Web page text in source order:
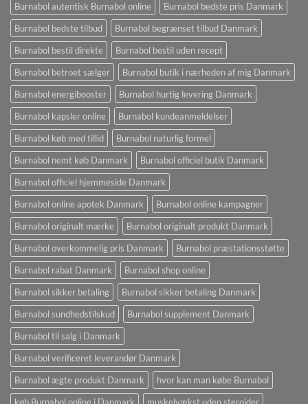
Burnabol autentisk Burnabol online
Burnabol bedste pris Danmark
Burnabol bedste tilbud
Burnabol begrænset tilbud Danmark
Burnabol bestil direkte
Burnabol bestil uden recept
Burnabol betroet sælger
Burnabol butik i nærheden af ​​mig Danmark
Burnabol energibooster
Burnabol hurtig levering Danmark
Burnabol kapsler online
Burnabol kundeanmeldelser
Burnabol køb med tillid
Burnabol naturlig formel
Burnabol nemt køb Danmark
Burnabol officiel butik Danmark
Burnabol officiel hjemmeside Danmark
Burnabol online apotek Danmark
Burnabol online kampagner
Burnabol originalt mærke
Burnabol originalt produkt Danmark
Burnabol overkommelig pris Danmark
Burnabol præstationsstøtte
Burnabol rabat Danmark
Burnabol shop online
Burnabol sikker betaling
Burnabol sikker betaling Danmark
Burnabol sundhedstilskud
Burnabol supplement Danmark
Burnabol til salg i Danmark
Burnabol verificeret leverandør Danmark
Burnabol ægte produkt Danmark
hvor kan man købe Burnabol